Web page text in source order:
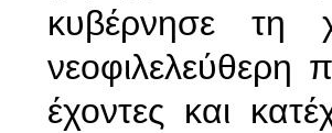
κυβέρνησε τη
νεοφιλελεύθερη
έχοντες και